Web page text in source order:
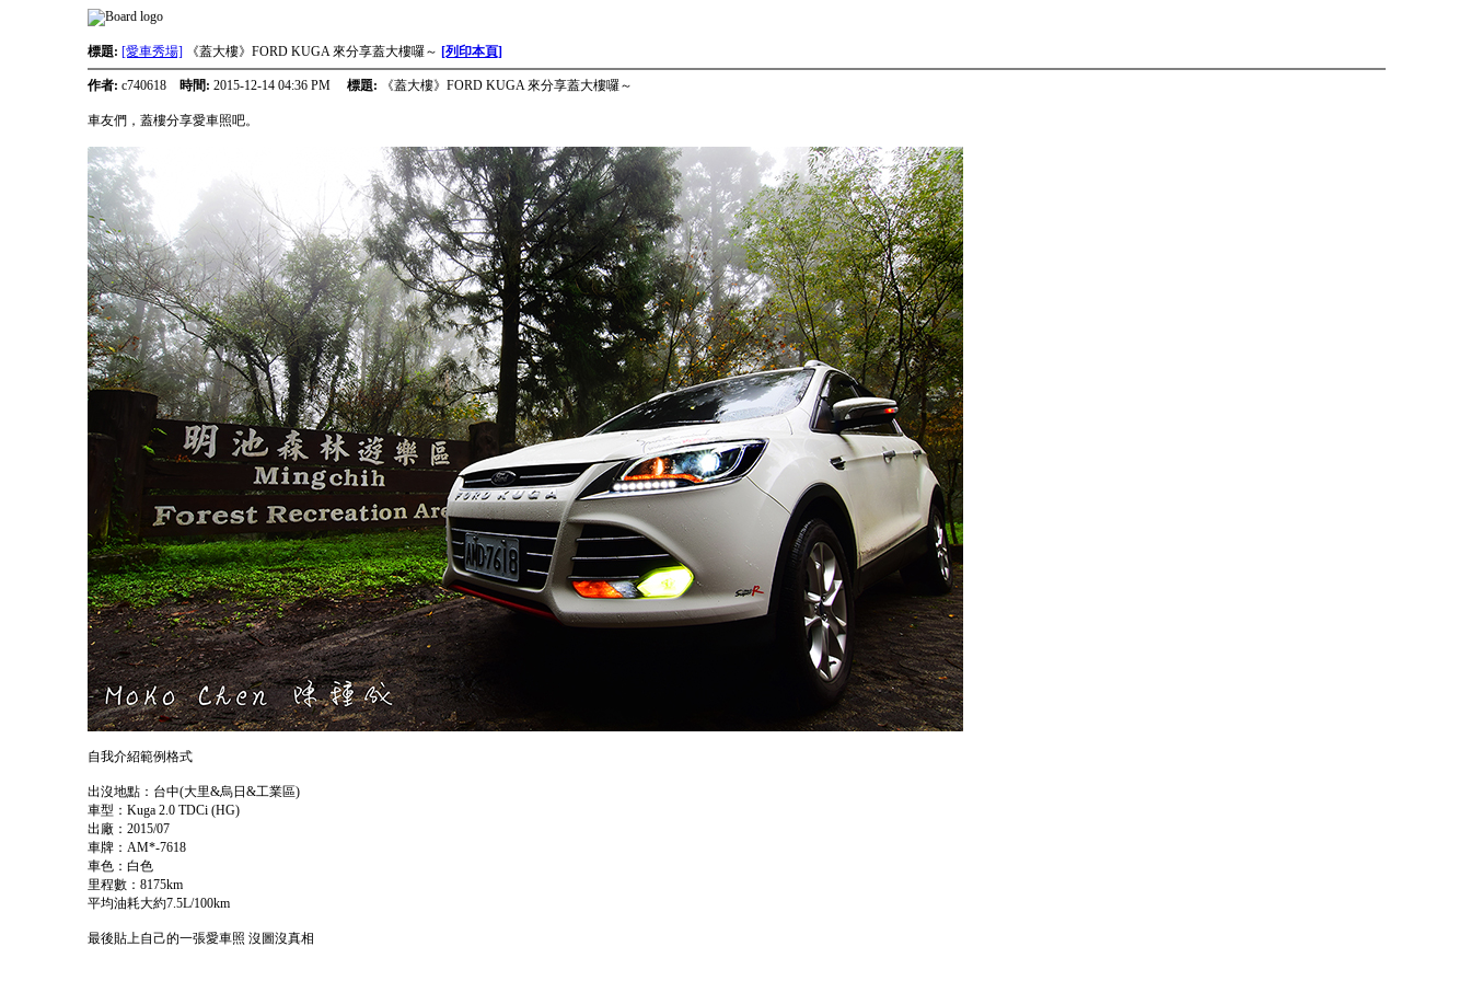
標題: [愛車秀場] 《蓋大樓》FORD KUGA 來分享蓋大樓囉～ [列印本頁]
作者: c740618 時間: 2015-12-14 04:36 PM 標題: 《蓋大樓》FORD KUGA 來分享蓋大樓囉～
車友們，蓋樓分享愛車照吧。
自我介紹範例格式
出沒地點：台中(大里&烏日&工業區)
車型：Kuga 2.0 TDCi (HG)
出廠：2015/07
車牌：AM*-7618
車色：白色
里程數：8175km
平均油耗大約7.5L/100km
最後貼上自己的一張愛車照 沒圖沒真相